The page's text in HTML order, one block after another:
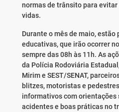
normas de trânsito para
vidas.
Durante o mês de maio,
educativas, que irão ocorrer
sempre das 08h às 11h. As
da Polícia Rodoviária
Mirim e SEST/SENAT,
blitzes, motoristas e
informativos com orientações
acidentes e boas práticas no